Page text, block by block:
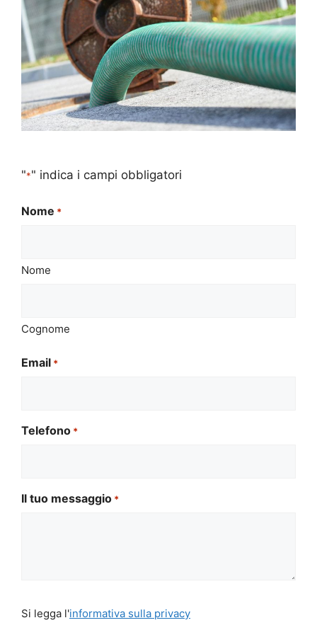
"*" indica i campi obbligatori
Nome *
Nome
Cognome
Email *
Telefono *
Il tuo messaggio *
legga
Si legga l'informativa sulla privacy